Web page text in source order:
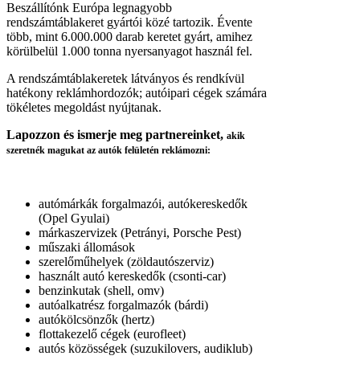
Beszállítónk Európa legnagyobb
rendszámtáblakeret gyártói közé tartozik. Évente
több, mint 6.000.000 darab keretet gyárt, amihez
körülbelül 1.000 tonna nyersanyagot használ fel.
A rendszámtáblakeretek látványos és rendkívül
hatékony reklámhordozók; autóipari cégek számára
tökéletes megoldást nyújtanak.
Lapozzon és ismerje meg partnereinket, akik
szeretnék magukat az autók felületén reklámozni:
autómárkák forgalmazói, autókereskedők
(Opel Gyulai)
márkaszervizek (Petrányi, Porsche Pest)
műszaki állomások
szerelőműhelyek (zöldautószerviz)
használt autó kereskedők (csonti-car)
benzinkutak (shell, omv)
autóalkatrész forgalmazók (bárdi)
autókölcsönzők (hertz)
flottakezelő cégek (eurofleet)
autós közösségek (suzukilovers, audiklub)